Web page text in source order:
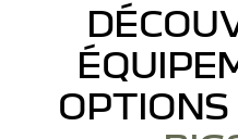
OPTIONS